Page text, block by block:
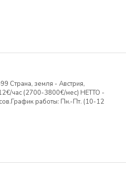
в г.Б...
Страна, земля - Австрия,
час (2700-3800€/мес) НЕТТО -
работы: Пн.-Пт. (10-12
рабочая виза/ карта
г.Брегенц – Б...